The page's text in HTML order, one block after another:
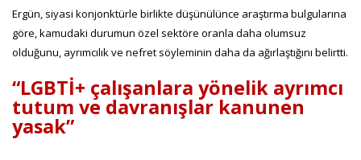
Ergün, siyasi konjonktürle birlikte düşünülünce araştırma bulgularına
göre, kamudaki durumun özel sektöre oranla daha olumsuz
olduğunu, ayrımcılık ve nefret söyleminin daha da ağırlaştığını belirtti.
“LGBTİ+ çalışanlara yönelik ayrımcı
tutum ve davranışlar kanunen
yasak”